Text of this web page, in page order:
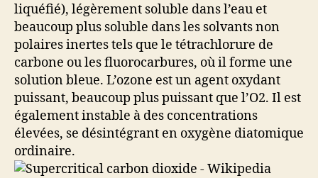
liquéfié), légèrement soluble dans l’eau et
beaucoup plus soluble dans les solvants non
polaires inertes tels que le tétrachlorure de
carbone ou les fluorocarbures, où il forme une
solution bleue. L’ozone est un agent oxydant
puissant, beaucoup plus puissant que l’O2. Il est
également instable à des concentrations
élevées, se désintégrant en oxygène diatomique
ordinaire.